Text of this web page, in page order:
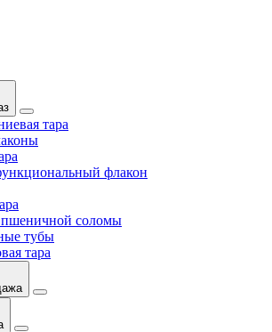
тара
флакон
пшеничной соломы
тубы
тара